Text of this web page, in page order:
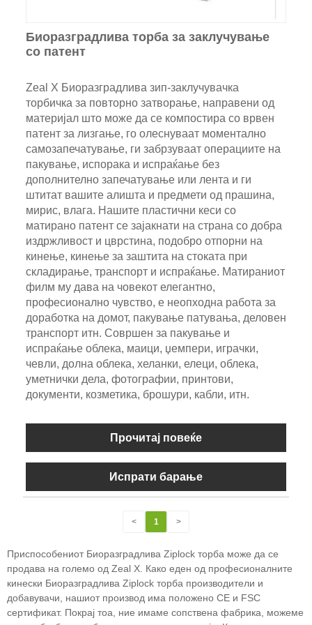
Биоразградлива торба за заклучување
со патент
Zeal X Биоразградлива зип-заклучувачка
торбичка за повторно затворање, направени од
материјал што може да се компостира со врвен
патент за лизгање, го олеснуваат моментално
самозапечатување, ги забрзуваат операциите на
пакување, испорака и испраќање без
дополнително запечатување или лента и ги
штитат вашите алишта и предмети од прашина,
мирис, влага. Нашите пластични кеси со
матирано патент се зајакнати на страна со добра
издржливост и цврстина, подобро отпорни на
кинење, кинење за заштита на стоката при
складирање, транспорт и испраќање. Матираниот
филм му дава на човекот елегантно,
професионално чувство, е неопходна работа за
доработка на домот, пакување патувања, деловен
транспорт итн. Совршен за пакување и
испраќање облека, маици, џемпери, играчки,
чевли, долна облека, хеланки, елеци, облека,
уметнички дела, фотографии, принтови,
документи, козметика, брошури, кабли, итн.
Прочитај повеќе
Испрати барање
< 1 >
Приспособениот Биоразградлива Ziplock торба може да се
продава на големо од Zeal X. Како еден од професионалните
кинески Биоразградлива Ziplock торба производители и
добавувачи, нашиот производ има положено CE и FSC
сертификат. Покрај тоа, ние имаме сопствена фабрика, можеме